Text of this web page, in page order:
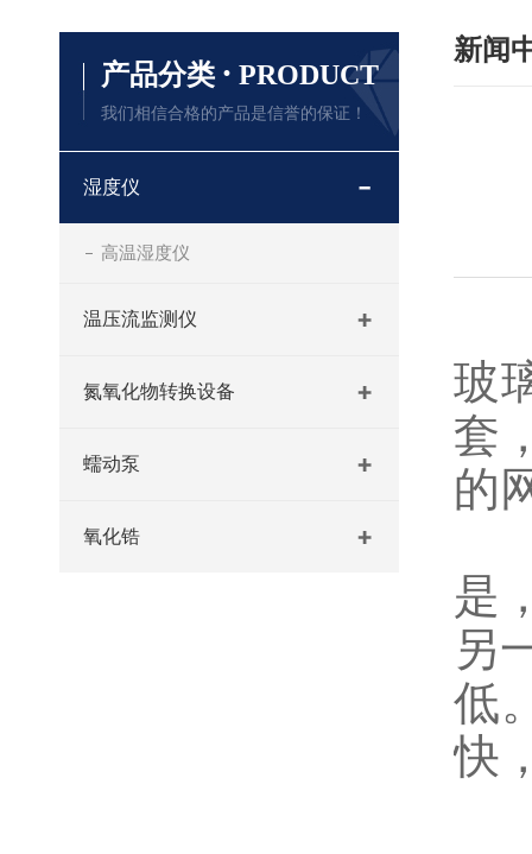
产品分类 · PRODUCT
我们相信合格的产品是信誉的保证！
湿度仪
高温湿度仪
温压流监测仪
氮氧化物转换设备
蠕动泵
氧化锆
新闻
玻
套
的
是
另
低
快